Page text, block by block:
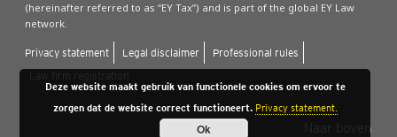
(hereinafter referred to as “EY Tax”) and is part of the global EY Law
network.
Pri­va­cy sta­te­ment Legal dis­clai­mer
Pro­fes­si­o­nal rules
Naar boven
Deze website maakt gebruik van functionele cookies om ervoor te
zorgen dat de website correct functioneert. Privacy statement.
Ok